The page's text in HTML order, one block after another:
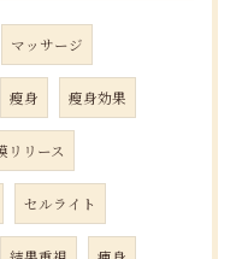
マッサージ
瘦身 瘦身効果
リリース
セルライト